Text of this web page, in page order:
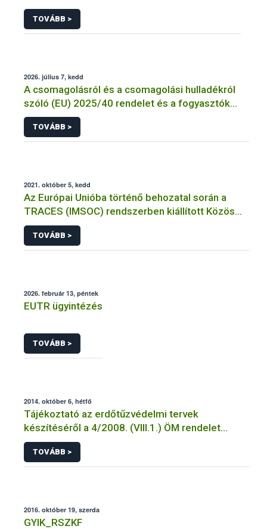
TOVÁBB >
2026. július 7, kedd
A csomagolásról és a csomagolási hulladékról
szóló (EU) 2025/40 rendelet és a fogyasztók
élelmiszerekkel kapcsolatos tájékoztatásáról
szóló 1169/2011/EU rendelet jelölési
kötelezettségeinek összehangolásáról szóló
TOVÁBB >
2021. október 5, kedd
Az Európai Unióba történő behozatal során a
TRACES (IMSOC) rendszerben kiállított Közös
Egészségügyi Beléptetési Okmány: KEBO-D
(angolul: CHEDD) használata
TOVÁBB >
2026. február 13, péntek
EUTR ügyintézés
TOVÁBB >
2014. október 6, hétfő
Tájékoztató az erdőtűzvédelmi tervek
készítéséről a 4/2008. (VIII.1.) ÖM rendelet
előírásai alapján
TOVÁBB >
2016. október 19, szerda
GYIK_RSZKF